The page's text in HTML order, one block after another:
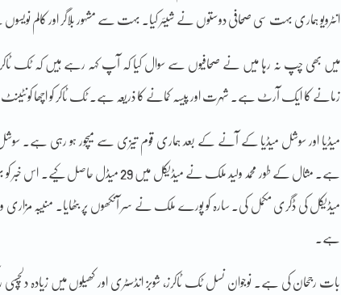
انٹرویو ہماری بہت سی صحافی دوستوں نے شیئر کیا۔ بہت سے مشہور بلاگر اور کالم
میں بھی چپ نہ رہا میں نے صحافیوں سے سوال کیا کہ آپ کہہ رہے ہیں کہ ٹک
زمانے کا ایک آرٹ ہے۔ شہرت اور پیسہ کمانے کا ذریعہ ہے۔ ٹک ٹاکر کو اچھا
میڈیا اور سوشل میڈیا کے آنے کے بعد ہماری قوم تیزی سے میچور ہو رہی ہے۔ سوشل
ہے۔ مثال کے طور محمد ولید ملک نے
میڈیکل کی ڈگری مکمل کی۔ سارہ کو پورے ملک نے سر آنکھوں پر بٹھایا۔ منیبہ مزاری
ہے۔
بات رجحان کی ہے۔ نوجوان نسل ٹک ٹاکرز، شوبز انڈسٹری اور کھیلوں میں زیادہ